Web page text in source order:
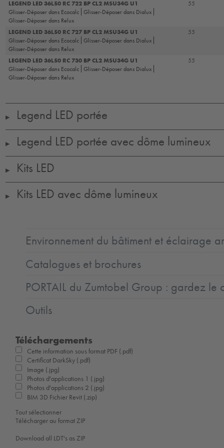
LEGEND LED 36L50 RC 722 BP CL2 MSU34G U1
Glisser-Déposer dans Ecocalc Glisser-Déposer dans Dialux
Glisser-Déposer dans Relux
55
LEGEND LED 36L50 RC 727 BP CL2 MSU34G U1
Glisser-Déposer dans Ecocalc Glisser-Déposer dans Dialux
Glisser-Déposer dans Relux
55
LEGEND LED 36L50 RC 730 BP CL2 MSU34G U1
Glisser-Déposer dans Ecocalc Glisser-Déposer dans Dialux
Glisser-Déposer dans Relux
55
▶ Legend LED portée
▶ Legend LED portée avec dôme lumineux
▶ Kits LED
▶ Kits LED avec dôme lumineux
Environnement du bâtiment et éclairage
Catalogues et brochures
PORTAIL du Zumtobel Group : gardez le
Outils
Téléchargements
Cette information sous format PDF (.pdf)
Certificat DarkSky (.pdf)
Image (.jpg)
Photos d'applications 1 (.jpg)
Photos d'applications 2 (.jpg)
BIM 3D Fichier Revit (.zip)
Tout sélectionner
Télécharger au format ZIP
Download all LDT's as ZIP